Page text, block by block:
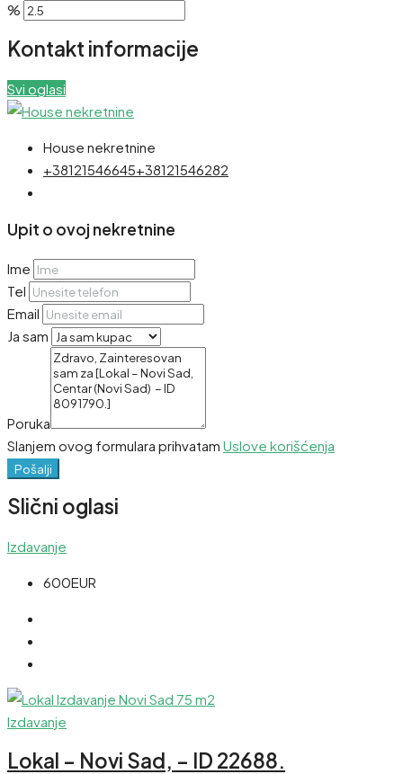
%
Kontakt informacije
Svi oglasi
House nekretnine
+38121546645+38121546282
Upit o ovoj nekretnine
Ime
Tel
Email
Ja sam
Poruka
Slanjem ovog formulara prihvatam Uslove korišćenja
Pošalji
Slični oglasi
Izdavanje
600EUR
Izdavanje
Lokal – Novi Sad, – ID 22688.